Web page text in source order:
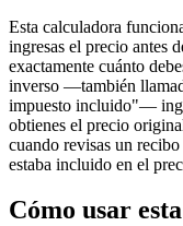
Esta calculadora
ingresas el precio antes
exactamente cuánto
inverso —también
impuesto incluido"—
obtienes el precio
cuando revisas un
estaba incluido en el
Cómo usar